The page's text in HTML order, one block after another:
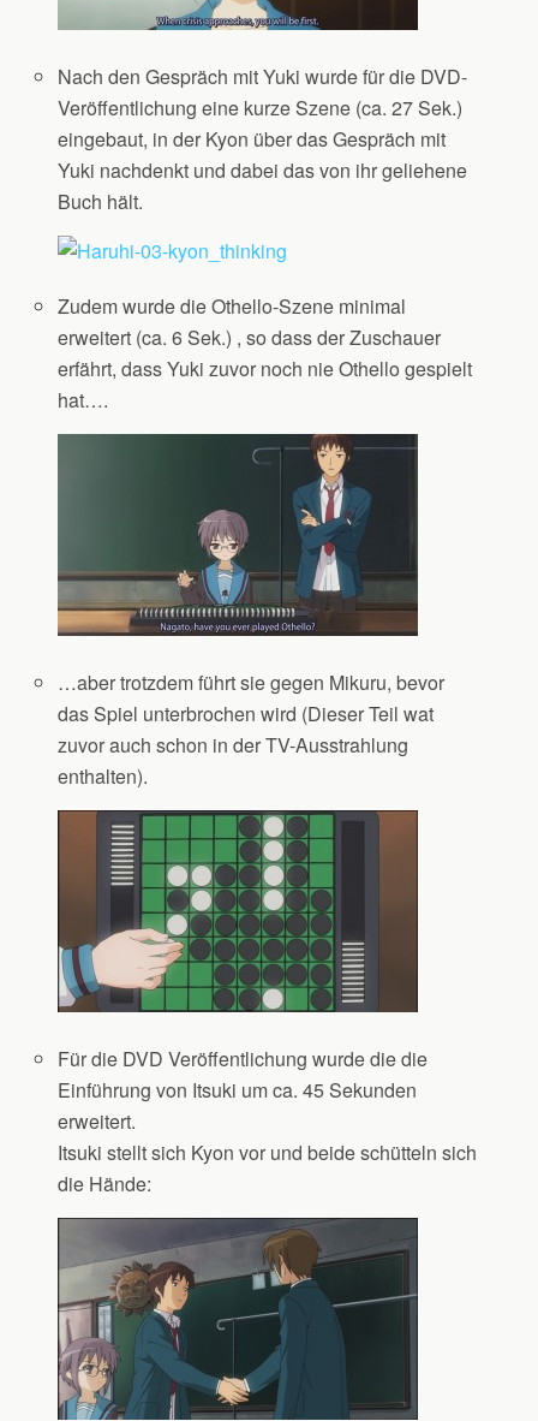
Nach den Gespräch mit Yuki wurde für die DVD-
Veröffentlichung eine kurze Szene (ca. 27 Sek.)
eingebaut, in der Kyon über das Gespräch mit
Yuki nachdenkt und dabei das von ihr geliehene
Buch hält.
Zudem wurde die Othello-Szene minimal
erweitert (ca. 6 Sek.) , so dass der Zuschauer
erfährt, dass Yuki zuvor noch nie Othello gespielt
hat….
…aber trotzdem führt sie gegen Mikuru, bevor
das Spiel unterbrochen wird (Dieser Teil wat
zuvor auch schon in der TV-Ausstrahlung
enthalten).
Für die DVD Veröffentlichung wurde die die
Einführung von Itsuki um ca. 45 Sekunden
erweitert.
Itsuki stellt sich Kyon vor und beide schütteln sich
die Hände: